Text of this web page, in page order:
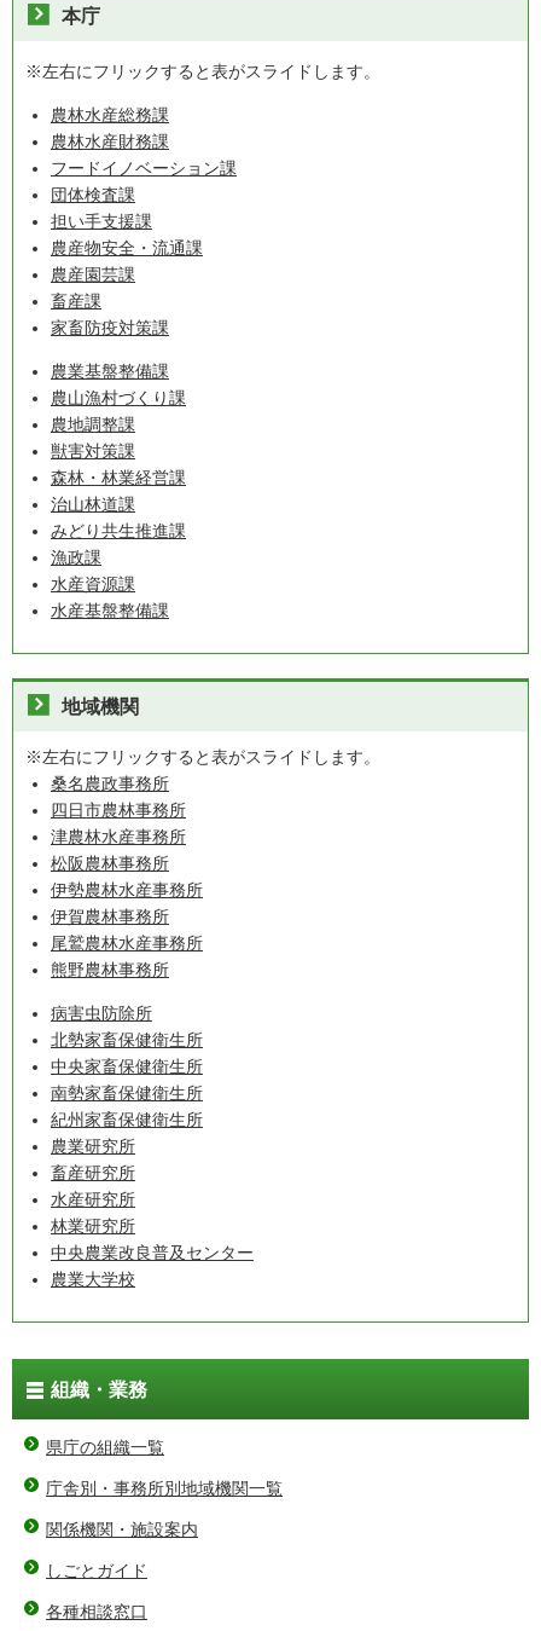
本庁
※左右にフリックすると表がスライドします。
農林水産総務課
農林水産財務課
フードイノベーション課
団体検査課
担い手支援課
農産物安全・流通課
農産園芸課
畜産課
家畜防疫対策課
農業基盤整備課
農山漁村づくり課
農地調整課
獣害対策課
森林・林業経営課
治山林道課
みどり共生推進課
漁政課
水産資源課
水産基盤整備課
地域機関
※左右にフリックすると表がスライドします。
桑名農政事務所
四日市農林事務所
津農林水産事務所
松阪農林事務所
伊勢農林水産事務所
伊賀農林事務所
尾鷲農林水産事務所
熊野農林事務所
病害虫防除所
北勢家畜保健衛生所
中央家畜保健衛生所
南勢家畜保健衛生所
紀州家畜保健衛生所
農業研究所
畜産研究所
水産研究所
林業研究所
中央農業改良普及センター
農業大学校
組織・業務
県庁の組織一覧
庁舎別・事務所別地域機関一覧
関係機関・施設案内
しごとガイド
各種相談窓口